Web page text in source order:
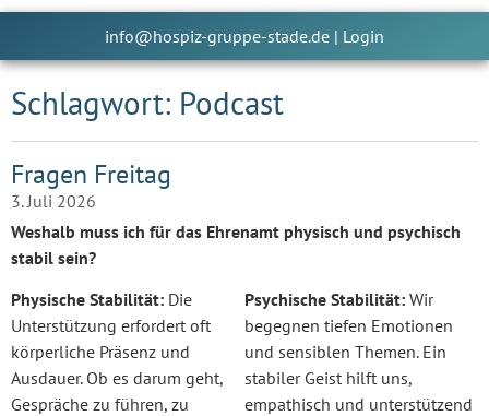
info@hospiz-gruppe-stade.de | Login
Schlagwort: Podcast
Fragen Freitag
3. Juli 2026
Weshalb muss ich für das Ehrenamt physisch und psychisch
stabil sein?
Physische Stabilität: Die
Unterstützung erfordert oft
körperliche Präsenz und
Ausdauer. Ob es darum geht,
Gespräche zu führen, zu
Psychische Stabilität: Wir
begegnen tiefen Emotionen
und sensiblen Themen. Ein
stabiler Geist hilft uns,
empathisch und unterstützend